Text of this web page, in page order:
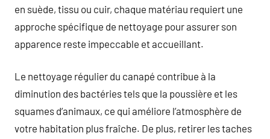
en suède, tissu ou cuir, chaque matériau requiert une
approche spécifique de nettoyage pour assurer son
apparence reste impeccable et accueillant.
Le nettoyage régulier du canapé contribue à la
diminution des bactéries tels que la poussière et les
squames d’animaux, ce qui améliore l’atmosphère de
votre habitation plus fraîche. De plus, retirer les taches